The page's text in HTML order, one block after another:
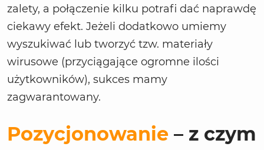
zalety, a połączenie kilku potrafi dać naprawdę
ciekawy efekt. Jeżeli dodatkowo umiemy
wyszukiwać lub tworzyć tzw. materiały
wirusowe (przyciągające ogromne ilości
użytkowników), sukces mamy
zagwarantowany.
Pozycjonowanie – z czym